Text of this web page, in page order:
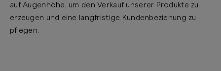
auf Augenhöhe, um den Verkauf unserer Produkte zu
erzeugen und eine langfristige Kundenbeziehung zu
pflegen.